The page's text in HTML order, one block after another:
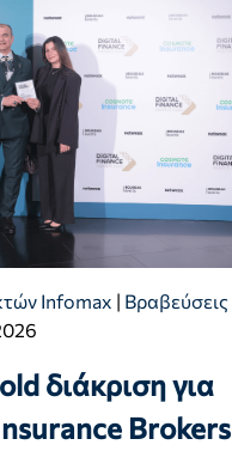
Infomax | Βραβεύσεις
διάκριση για
Brokers